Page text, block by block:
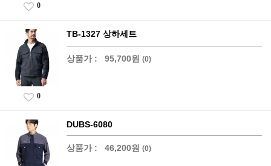
0
TB-1327 상하세트
상품가 : 95,700원 (0)
0
DUBS-6080
상품가 : 46,200원 (0)